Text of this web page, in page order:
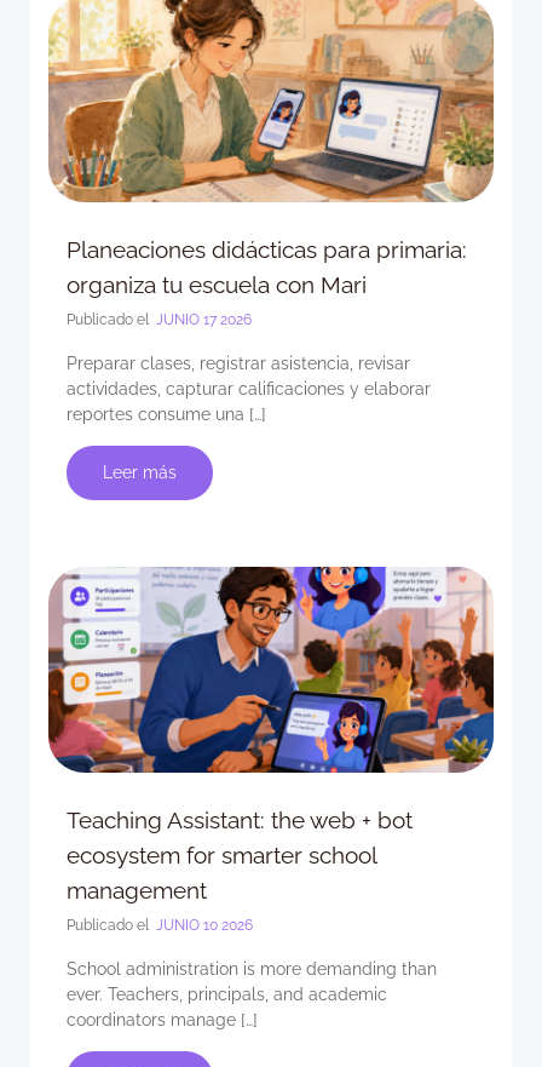
Planeaciones didácticas para primaria:
organiza tu escuela con Mari
Publicado el JUNIO 17 2026
Preparar clases, registrar asistencia, revisar
actividades, capturar calificaciones y elaborar
reportes consume una […]
Leer más
Teaching Assistant: the web + bot
ecosystem for smarter school
management
Publicado el JUNIO 10 2026
School administration is more demanding than
ever. Teachers, principals, and academic
coordinators manage […]